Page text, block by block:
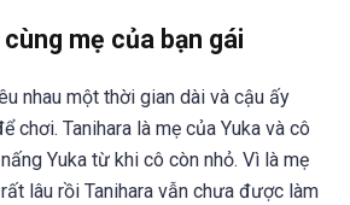
mẹ của bạn gái
nhau một thời gian dài và cậu ấy
chơi. Tanihara là mẹ của Yuka và cô
Yuka từ khi cô còn nhỏ. Vì là mẹ
lâu rồi Tanihara vẫn chưa được làm